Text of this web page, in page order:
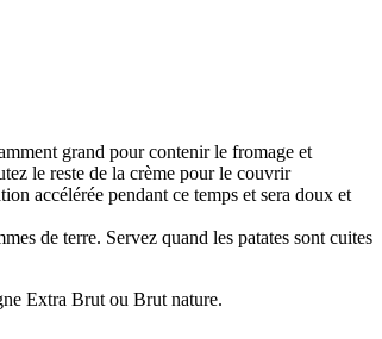
grand pour contenir le fromage et
le reste de la crème pour le couvrir
accélérée pendant ce temps et sera doux et
de terre. Servez quand les patates sont cuites
Extra Brut ou Brut nature.